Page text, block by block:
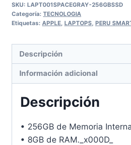
SKU: LAPT001SPACEGRAY-256GBSSD
Categoría: TECNOLOGIA
Etiquetas: APPLE LAPTOPS PERU
Descripción
Información adicional
Descripción
• 256GB de Memoria
• 8GB de RAM._x000D_